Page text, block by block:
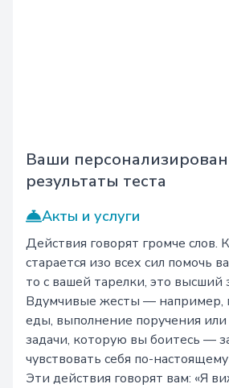
Ваши
результаты теста
Акты и услуги
Действия говорят громче слов.
старается изо всех сил помочь
то с вашей тарелки, это высший
Вдумчивые жесты — например,
еды, выполнение поручения
задачи, которую вы боитесь —
чувствовать себя по-
Эти действия говорят вам: «Я